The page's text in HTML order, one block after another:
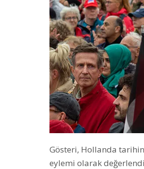
Gösteri, Hollanda
eylemi olarak